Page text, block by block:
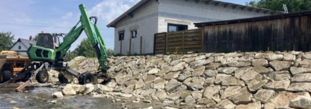
s úřadujícím mistrem světa Romanem Matyášem.